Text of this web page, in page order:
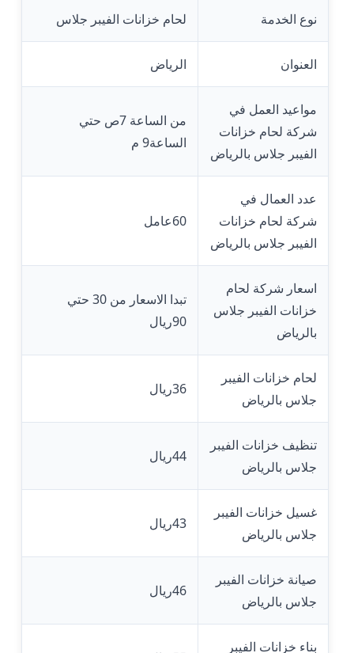
نوع الخدمة لحام خزانات الفيبر جلاس
العنوان الرياض
مواعيد العمل في
شركة لحام خزانات
الفيبر جلاس بالرياض
من الساعة 7ص حتي
الساعة9 م
عدد العمال في
شركة لحام خزانات
الفيبر جلاس بالرياض
60عامل
اسعار شركة لحام
خزانات الفيبر جلاس
بالرياض
تبدا الاسعار من 30 حتي
90ريال
لحام خزانات الفيبر
جلاس بالرياض
36ريال
تنظيف خزانات الفيبر
جلاس بالرياض
44ريال
غسيل خزانات الفيبر
جلاس بالرياض
43ريال
صيانة خزانات الفيبر
جلاس بالرياض
46ريال
بناء خزانات الفيبر